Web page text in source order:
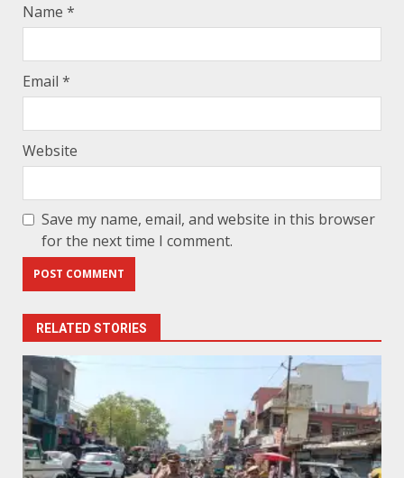
Name *
Email *
Website
Save my name, email, and website in this browser
for the next time I comment.
RELATED STORIES